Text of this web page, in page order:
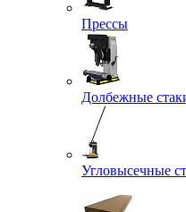
Прессы
Долбежные
Угловысечные